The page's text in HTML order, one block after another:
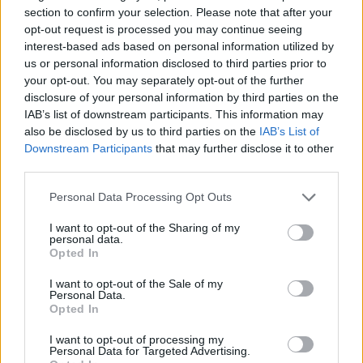
section to confirm your selection. Please note that after your
opt-out request is processed you may continue seeing
interest-based ads based on personal information utilized by
us or personal information disclosed to third parties prior to
your opt-out. You may separately opt-out of the further
disclosure of your personal information by third parties on the
IAB’s list of downstream participants. This information may
also be disclosed by us to third parties on the IAB’s List of
Downstream Participants that may further disclose it to other
Personal Data Processing Opt Outs
I want to opt-out of the Sharing of my
personal data.
Opted In
I want to opt-out of the Sale of my
Personal Data.
Opted In
I want to opt-out of processing my
Personal Data for Targeted Advertising.
ricino
Questa speciale bevanda può essere assunta in
pochi modi, poiché è già considerato un olio
vegetale al momento dell’estrazione dai semi.
Significa che in parte è pronto per la
consumazione, e chenon bisogna
consumarlo senza troppi problemi. Vediamo
insieme quali potrebbero essere:
l’arancia
L’olio viene aggiunto anche a spremute o